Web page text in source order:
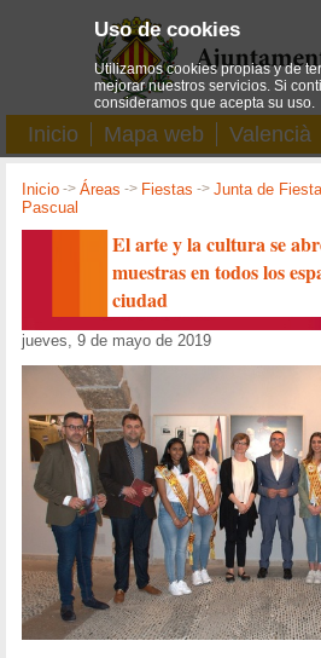
Inicio Mapa web Valencià
Inicio ->Áreas -> Fiestas ->Junta de
Pascual
El arte y la cultura se
muestras en todos los
ciudad
jueves, 9 de mayo de 2019
Uso de cookies
Utilizamos cookies propias y de
mejorar nuestros servicios. Si
consideramos que acepta su uso.